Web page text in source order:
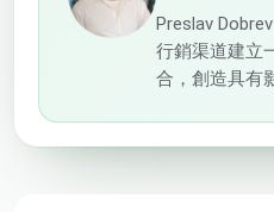
Preslav
行銷渠道建立
合，創造具有